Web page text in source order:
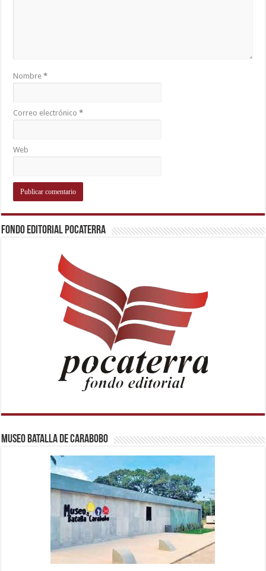
Nombre*
Correo electrónico*
Web
Fondo Editorial Pocaterra
Museo Batalla de Carabobo